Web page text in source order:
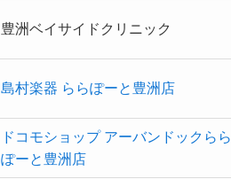
豊洲ベイサイドクリニック
島村楽器 ららぽーと豊洲店
ドコモショップ アーバンドックらら
ぽーと豊洲店